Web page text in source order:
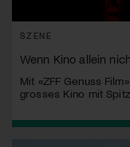
SZENE
Wenn Kino allein
Mit «ZFF Genuss
grosses Kino mit